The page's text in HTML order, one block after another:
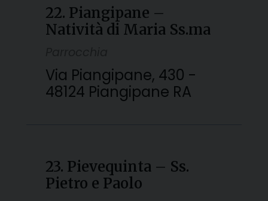
22. Piangipane –
Natività di Maria Ss.ma
Via Piangipane, 430 -
48124 Piangipane RA
23. Pievequinta – Ss.
Pietro e Paolo